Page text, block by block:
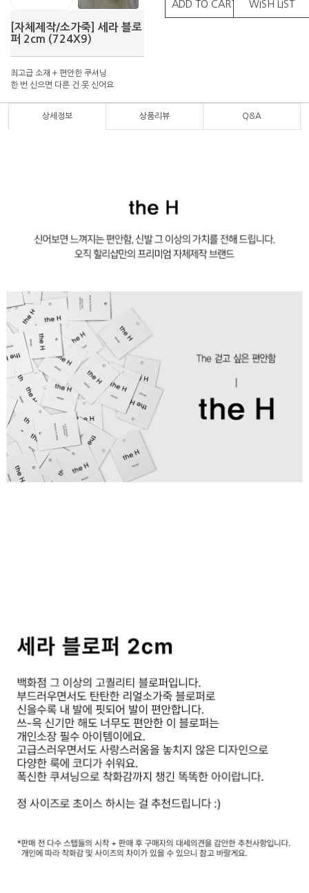
[자체제작/소가죽] 세라 블로
퍼 2cm (724X9)
최고급 소재 + 편안한 쿠셔닝
한 번 신으면 다른 건 못 신어요
ADD TO CART WISH LIST
상세정보 상품리뷰 Q&A